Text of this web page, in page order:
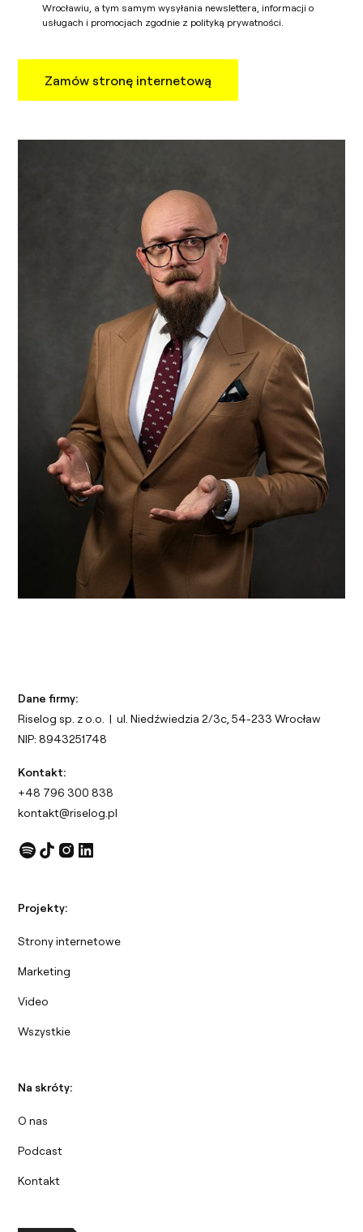
Wrocławiu, a tym samym wysyłania newslettera, informacji o
usługach i promocjach zgodnie z polityką prywatności.
Dane firmy:
Riselog sp. z o.o. | ul. Niedźwiedzia 2/3c, 54-233 Wrocław
NIP: 8943251748
Kontakt:
+48 796 300 838
kontakt@riselog.pl
Projekty:
Strony internetowe
Marketing
Video
Wszystkie
Na skróty:
O nas
Podcast
Kontakt